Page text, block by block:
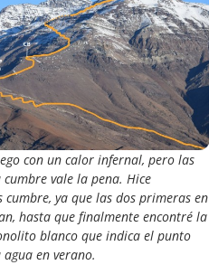
con un calor infernal, pero las
cumbre vale la pena. Hice
ya que las dos primeras en
hasta que finalmente encontré la
blanco que indica el punto
en verano.